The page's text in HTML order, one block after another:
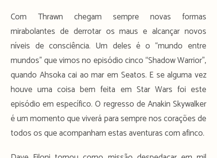
Com Thrawn chegam sempre novas formas
mirabolantes de derrotar os maus e alcançar novos
níveis de consciência. Um deles é o “mundo entre
mundos” que vimos no episódio cinco “Shadow Warrior”,
quando Ahsoka cai ao mar em Seatos. E se alguma vez
houve uma coisa bem feita em Star Wars foi este
episódio em específico. O regresso de Anakin Skywalker
é um momento que viverá para sempre nos corações de
todos os que acompanham estas aventuras com afinco.